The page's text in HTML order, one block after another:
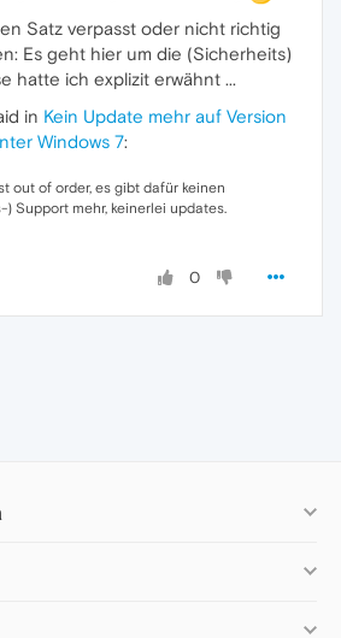
Satz verpasst oder nicht richtig
Es geht hier um die (Sicherheits)
hatte ich explizit erwähnt ...
in Kein Update mehr auf Version
Windows 7:
out of order, es gibt dafür keinen
Support mehr, keinerlei updates.
0